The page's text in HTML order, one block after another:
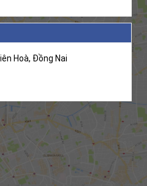
Hoà, Đồng Nai